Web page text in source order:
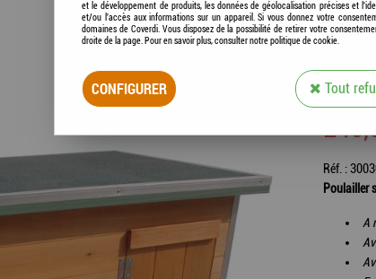
Soyez
240,
Réf. :
Poulailler
A
et le développement de produits, les données de géolocalisation précises et
et/ou l'accès aux informations sur un appareil. Si vous donnez votre
domaines de Coverdi. Vous disposez de la possibilité de retirer votre
droite de la page. Pour en savoir plus, consulter notre politique de cookie.
CONFIGURER Tout